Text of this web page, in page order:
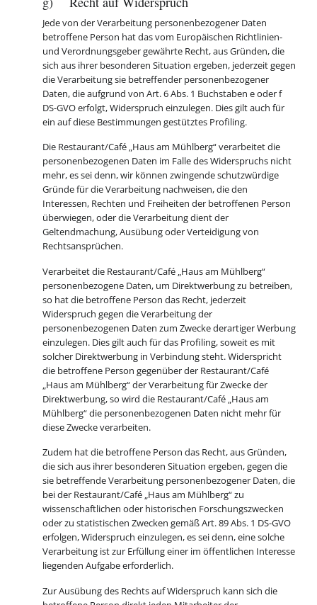
Jede von der Verarbeitung personenbezogener Daten
betroffene Person hat das vom Europäischen Richtlinien-
und Verordnungsgeber gewährte Recht, aus Gründen, die
sich aus ihrer besonderen Situation ergeben, jederzeit gegen
die Verarbeitung sie betreffender personenbezogener
Daten, die aufgrund von Art. 6 Abs. 1 Buchstaben e oder f
DS-GVO erfolgt, Widerspruch einzulegen. Dies gilt auch für
ein auf diese Bestimmungen gestütztes Profiling.
Die Restaurant/Café „Haus am Mühlberg“ verarbeitet die
personenbezogenen Daten im Falle des Widerspruchs nicht
mehr, es sei denn, wir können zwingende schutzwürdige
Gründe für die Verarbeitung nachweisen, die den
Interessen, Rechten und Freiheiten der betroffenen Person
überwiegen, oder die Verarbeitung dient der
Geltendmachung, Ausübung oder Verteidigung von
Rechtsansprüchen.
Verarbeitet die Restaurant/Café „Haus am Mühlberg“
personenbezogene Daten, um Direktwerbung zu betreiben,
so hat die betroffene Person das Recht, jederzeit
Widerspruch gegen die Verarbeitung der
personenbezogenen Daten zum Zwecke derartiger Werbung
einzulegen. Dies gilt auch für das Profiling, soweit es mit
solcher Direktwerbung in Verbindung steht. Widerspricht
die betroffene Person gegenüber der Restaurant/Café
„Haus am Mühlberg“ der Verarbeitung für Zwecke der
Direktwerbung, so wird die Restaurant/Café „Haus am
Mühlberg“ die personenbezogenen Daten nicht mehr für
diese Zwecke verarbeiten.
Zudem hat die betroffene Person das Recht, aus Gründen,
die sich aus ihrer besonderen Situation ergeben, gegen die
sie betreffende Verarbeitung personenbezogener Daten, die
bei der Restaurant/Café „Haus am Mühlberg“ zu
wissenschaftlichen oder historischen Forschungszwecken
oder zu statistischen Zwecken gemäß Art. 89 Abs. 1 DS-GVO
erfolgen, Widerspruch einzulegen, es sei denn, eine solche
Verarbeitung ist zur Erfüllung einer im öffentlichen Interesse
liegenden Aufgabe erforderlich.
Zur Ausübung des Rechts auf Widerspruch kann sich die